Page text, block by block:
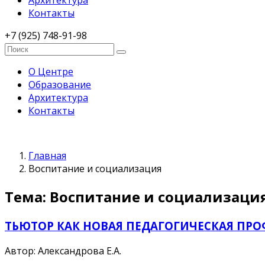
Контакты
+7 (925) 748-91-98
О Центре
Образование
Архитектура
Контакты
Главная
Воспитание и социализация
Тема: Воспитание и
ТЬЮТОР КАК НОВАЯ ПЕДАГОГИЧЕСКАЯ
Автор: Александрова Е.А.